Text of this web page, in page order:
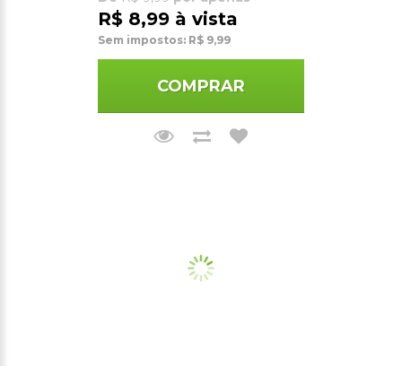
R$ 8,99 à vista
Sem impostos: R$ 9,99
COMPRAR